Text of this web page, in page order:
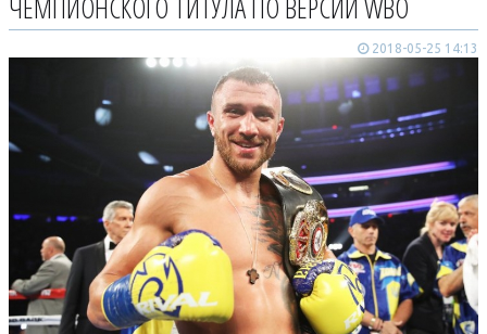
ЧЕМПИОНСКОГО ТИТУЛА ПО ВЕРСИИ WBO
2018-05-25 14:13